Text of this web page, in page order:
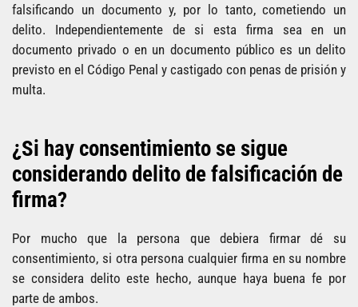
falsificando un documento y, por lo tanto, cometiendo un
delito. Independientemente de si esta firma sea en un
documento privado o en un documento público es un delito
previsto en el Código Penal y castigado con penas de prisión y
multa.
¿Si hay consentimiento se sigue
considerando delito de falsificación de
firma?
Por mucho que la persona que debiera firmar dé su
consentimiento, si otra persona cualquier firma en su nombre
se considera delito este hecho, aunque haya buena fe por
parte de ambos.